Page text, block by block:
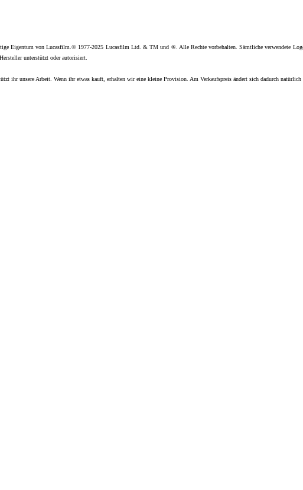
Eigentum von Lucasfilm.© 1977-2025 Lucasfilm Ltd. & TM und ®. Alle Rechte vorbehalten. Sämtliche verwendete
unterstützt oder autorisiert.
ihr unsere Arbeit. Wenn ihr etwas kauft, erhalten wir eine kleine Provision. Am Verkaufspreis ändert sich dadurch